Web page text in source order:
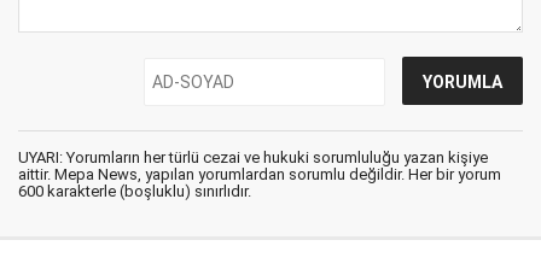
UYARI: Yorumların her türlü cezai ve hukuki sorumluluğu yazan kişiye
aittir. Mepa News, yapılan yorumlardan sorumlu değildir. Her bir yorum
600 karakterle (boşluklu) sınırlıdır.